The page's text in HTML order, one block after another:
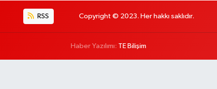
RSS Copyright © 2023. Her hakkı saklıdır.
Haber Yazılımı: TE Bilişim